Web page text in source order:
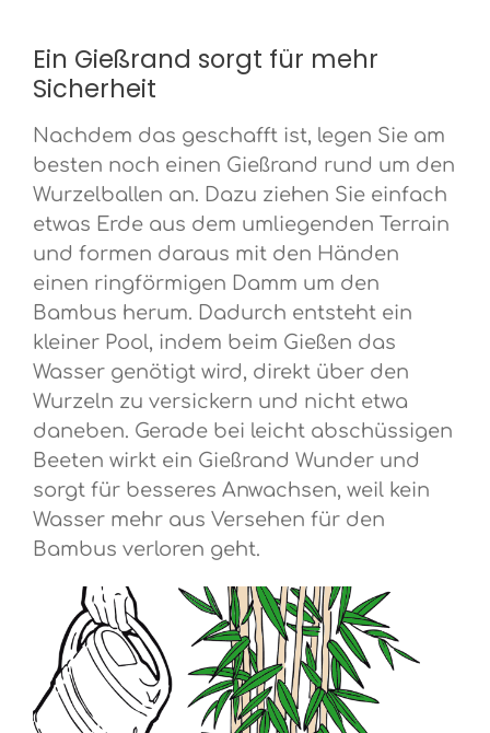
Ein Gießrand sorgt für mehr
Sicherheit
Nachdem das geschafft ist, legen Sie am
besten noch einen Gießrand rund um den
Wurzelballen an. Dazu ziehen Sie einfach
etwas Erde aus dem umliegenden Terrain
und formen daraus mit den Händen
einen ringförmigen Damm um den
Bambus herum. Dadurch entsteht ein
kleiner Pool, indem beim Gießen das
Wasser genötigt wird, direkt über den
Wurzeln zu versickern und nicht etwa
daneben. Gerade bei leicht abschüssigen
Beeten wirkt ein Gießrand Wunder und
sorgt für besseres Anwachsen, weil kein
Wasser mehr aus Versehen für den
Bambus verloren geht.